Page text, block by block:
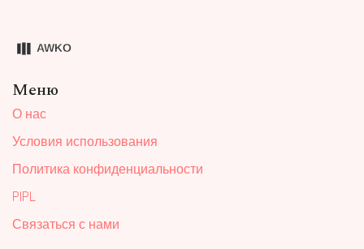
Меню
О нас
Условия использования
Политика конфиденциальности
PIPL
Связаться с нами